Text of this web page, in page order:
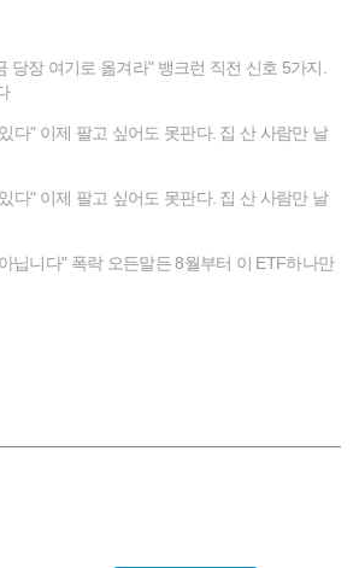
당장 여기로 옮겨라" 뱅크런 직전 신호 5가지.
다" 이제 팔고 싶어도 못판다. 집 산 사람만 날
다" 이제 팔고 싶어도 못판다. 집 산 사람만 날
닙니다" 폭락 오든말든 8월부터 이 ETF하나만